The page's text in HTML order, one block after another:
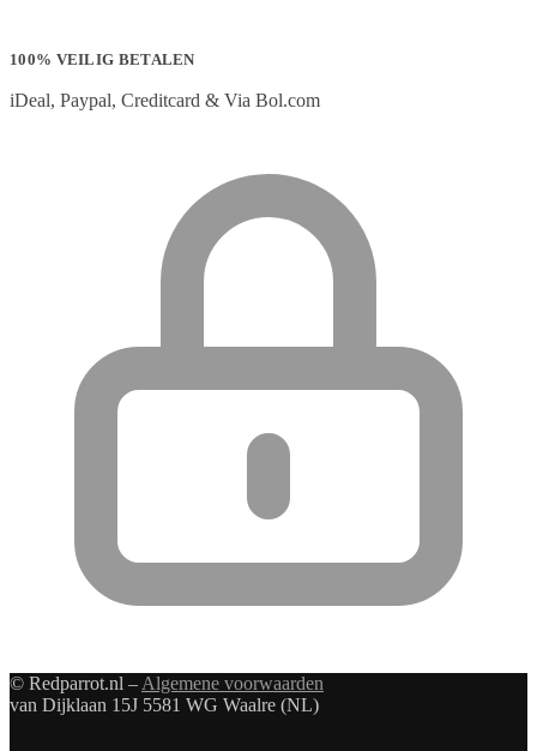
100% VEILIG BETALEN
iDeal, Paypal, Creditcard & Via Bol.com
© Redparrot.nl – Algemene voorwaarden
van Dijklaan 15J 5581 WG Waalre (NL)